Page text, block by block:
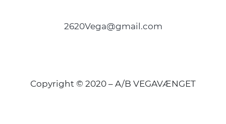
2620Vega@gmail.com
Copyright © 2020 – A/B VEGAVÆNGET